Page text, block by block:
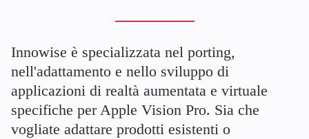
Innowise è specializzata nel porting,
nell'adattamento e nello sviluppo di
applicazioni di realtà aumentata e virtuale
specifiche per Apple Vision Pro. Sia che
vogliate adattare prodotti esistenti o